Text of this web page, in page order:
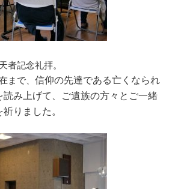
者記念礼拝。
まで、 信仰の先達である亡くなられ
読み上げて、ご遺族の方々とご一緒
りました。